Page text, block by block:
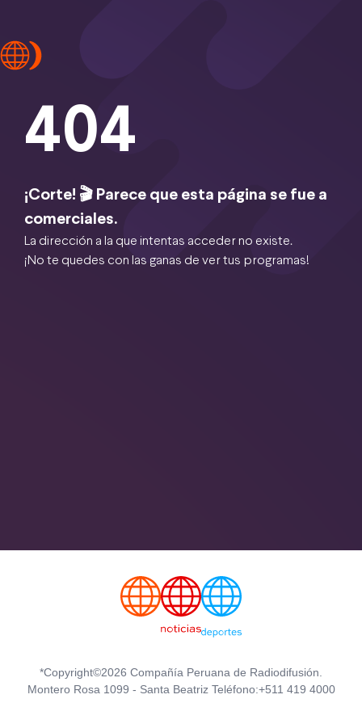
404
¡Corte! 🎬 Parece que esta página se fue a
comerciales.
La dirección a la que intentas acceder no existe.
¡No te quedes con las ganas de ver tus programas!
*Copyright©2026 Compañía Peruana de Radiodifusión.
Montero Rosa 1099 - Santa Beatriz Teléfono:+511 419 4000